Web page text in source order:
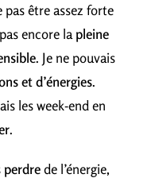
pas être assez forte
encore la pleine
. Je ne pouvais
et d’énergies.
les week-end en
.
perdrede l’énergie,